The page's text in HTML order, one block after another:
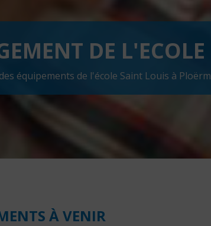
DE L'ECOLE
équipements de l'école Saint Louis à
À VENIR